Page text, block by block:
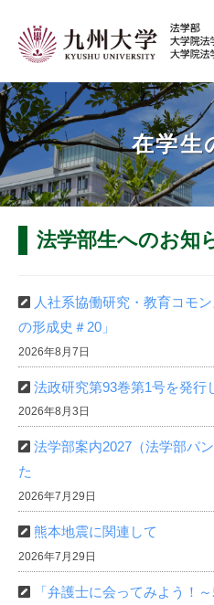
ン
ツ
へ
ス
キ
ッ
九
州
大
学
法
部
法
学
府
・
法
学
研
究
院
在学生
在
生
の
方
へ
2021
年
月
3
日
by
cmsadmin
法学部生へのお知
人社系協働研究・教育コモ
の形成史＃20」
2026年8月7日
法政研究第93巻第1号を発行
2026年8月3日
法学部案内2027（法学部パ
た
2026年7月29日
熊本地震に関連して
2026年7月29日
「弁護士に会ってみよう！